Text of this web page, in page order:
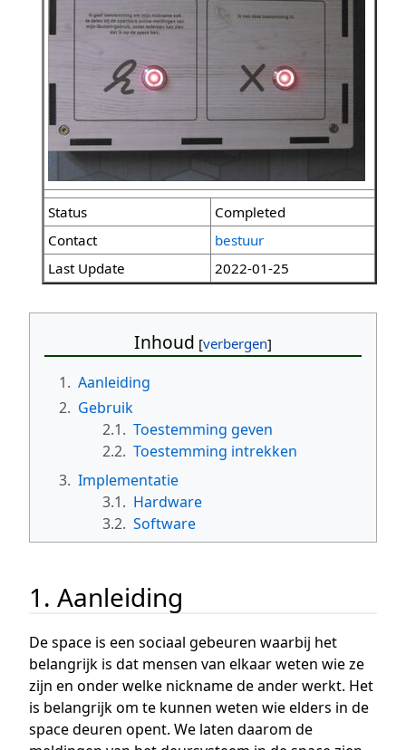
Status
Completed
Contact
bestuur
Last Update
2022-01-25
Inhoud
1. Aanleiding
2. Gebruik
2.1. Toestemming geven
2.2. Toestemming intrekken
3. Implementatie
3.1. Hardware
3.2. Software
1. Aanleiding
De space is een sociaal gebeuren waarbij het
belangrijk is dat mensen van elkaar weten wie ze
zijn en onder welke nickname de ander werkt. Het
is belangrijk om te kunnen weten wie elders in de
space deuren opent. We laten daarom de